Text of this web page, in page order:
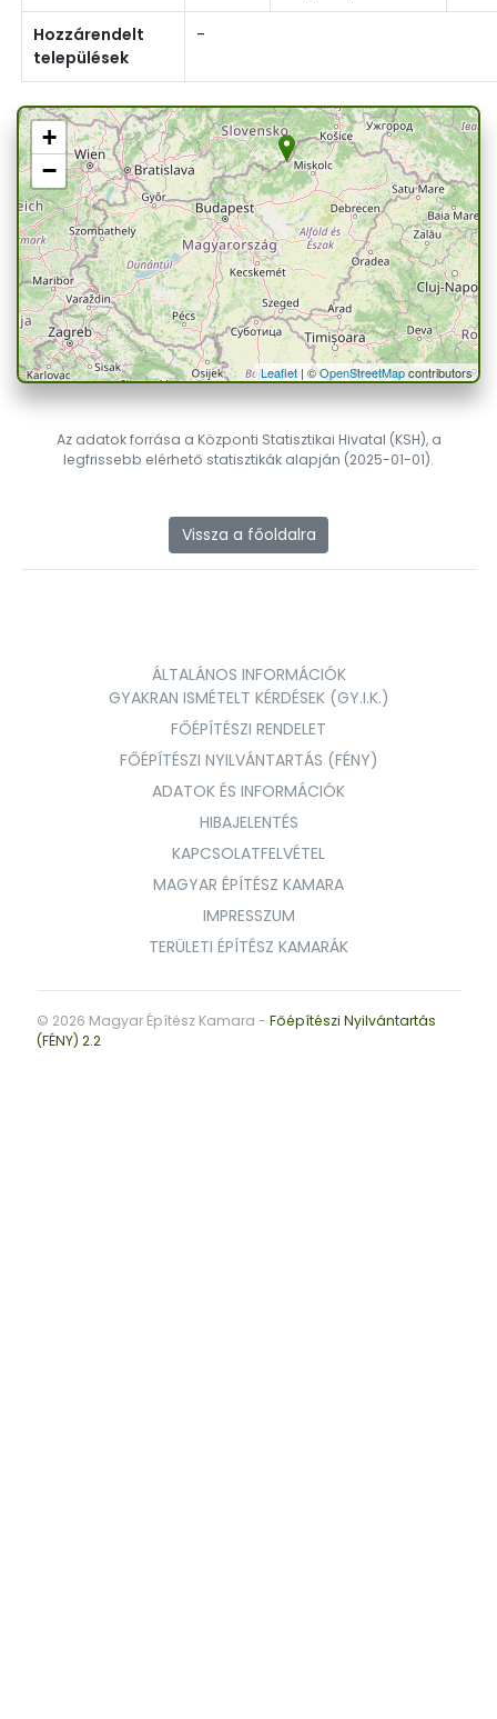
Hozzárendelt
települések
-
+
−
Leaflet| ©OpenStreetMapcontributors
Az adatok forrása a Központi Statisztikai Hivatal (KSH), a
legfrissebb elérhető statisztikák alapján (2025-01-01).
Vissza a főoldalra
ÁLTALÁNOS INFORMÁCIÓK
GYAKRAN ISMÉTELT KÉRDÉSEK (GY.I.K.)
FŐÉPÍTÉSZI RENDELET
FŐÉPÍTÉSZI NYILVÁNTARTÁS (FÉNY)
ADATOK ÉS INFORMÁCIÓK
HIBAJELENTÉS
KAPCSOLATFELVÉTEL
MAGYAR ÉPÍTÉSZ KAMARA
IMPRESSZUM
TERÜLETI ÉPÍTÉSZ KAMARÁK
© 2026 Magyar Építész Kamara - Főépítészi Nyilvántartás
(FÉNY) 2.2